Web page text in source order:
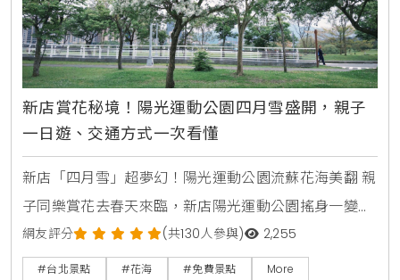
新店賞花秘境！陽光運動公園四月雪盛開，親子
一日遊、交通方式一次看懂
新店「四月雪」超夢幻！陽光運動公園流蘇花海美翻 親
子同樂賞花去春天來臨，新店陽光運動公園搖身一變成
絕美仙境！整片盛開的流蘇花像雪花般覆蓋枝頭，微風
吹過還能看見花瓣翩翩起舞的夢幻場景。這些潔白細緻
網友評分 (共130人參與) 2,255
#台北景點 #花海 #免費景點 More